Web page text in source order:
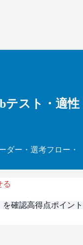
テスト・適性
ダー・選考フロー・
る
を確認高得点ポイント